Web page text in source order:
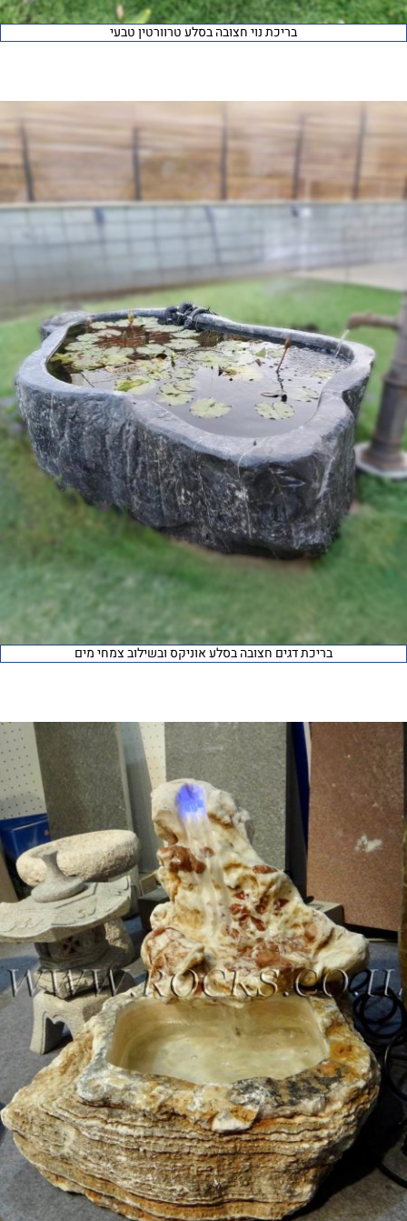
בריכת נוי חצובה בסלע טרוורטין טבעי
בריכת דגים חצובה בסלע אוניקס ובשילוב צמחי מים